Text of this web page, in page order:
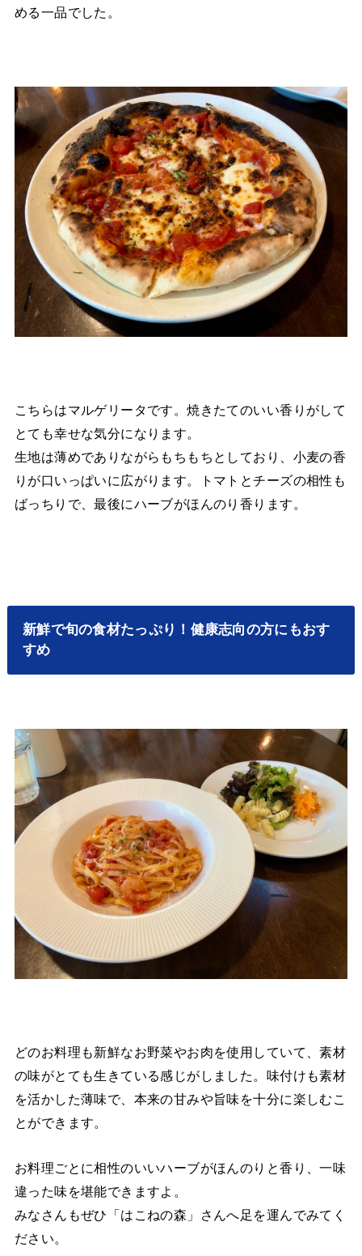
める一品でした。
こちらはマルゲリータです。焼きたてのいい香りがして
とても幸せな気分になります。
生地は薄めでありながらもちもちとしており、小麦の香
りが口いっぱいに広がります。トマトとチーズの相性も
ばっちりで、最後にハーブがほんのり香ります。
新鮮で旬の食材たっぷり！健康志向の方にもおす
すめ
どのお料理も新鮮なお野菜やお肉を使用していて、素材
の味がとても生きている感じがしました。味付けも素材
を活かした薄味で、本来の甘みや旨味を十分に楽しむこ
とができます。
お料理ごとに相性のいいハーブがほんのりと香り、一味
違った味を堪能できますよ。
みなさんもぜひ「はこねの森」さんへ足を運んでみてく
ださい。